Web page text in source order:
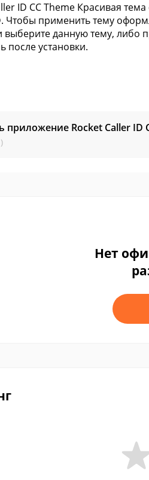
ID CC Theme Красивая
Чтобы применить тему
выберите данную тему, либо
после установки.
приложение Rocket Caller ID
Нет